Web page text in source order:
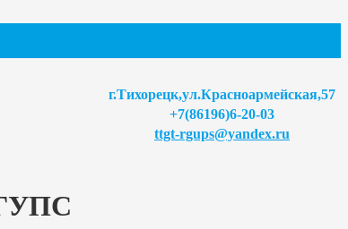
г.Тихорецк,ул.Красноармейская,57
+7(86196)6-20-03
ttgt-rgups@yandex.ru